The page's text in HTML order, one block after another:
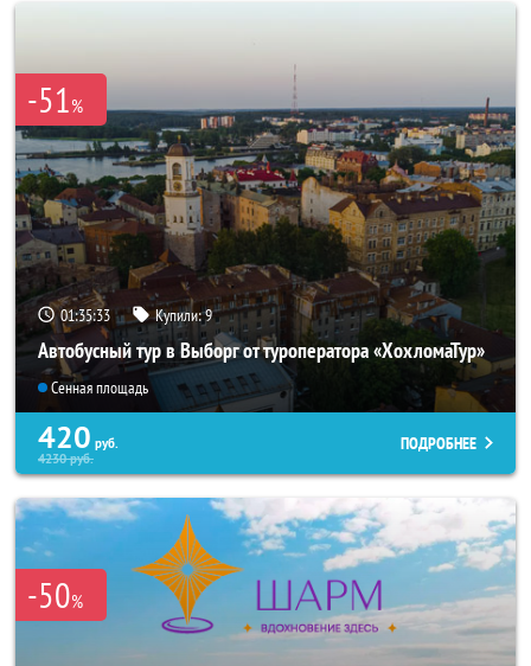
-51%
01:35:31 Купили:9
Автобусный тур в Выборг от туроператора «ХохломаТур»
Сенная площадь
420 руб.
4230руб.
ПОДРОБНЕЕ
-50%